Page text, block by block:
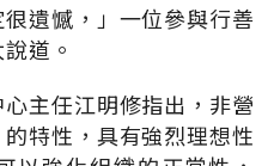
很遺憾，」一位參與行善
道。
主任江明修指出，非營
特性，具有強烈理想性